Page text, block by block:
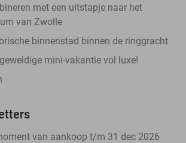
met een uitstapje naar het
van Zwolle
binnenstad binnen de ringgracht
mini-vakantie vol luxe!
van aankoop t/m 31 dec 2026